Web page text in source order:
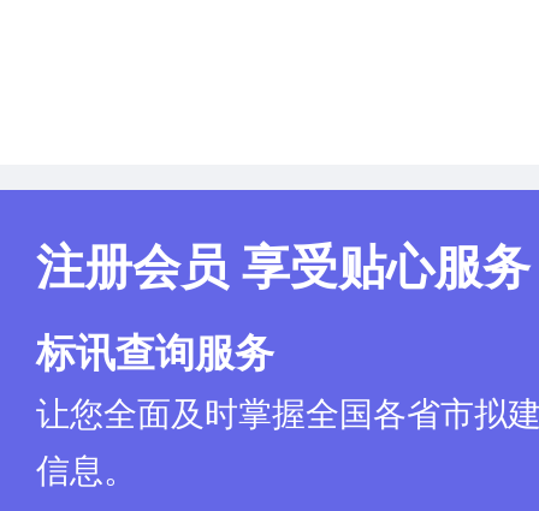
注册会员 享受贴心服务
标讯查询服务
让您全面及时掌握全国各省市拟
信息。